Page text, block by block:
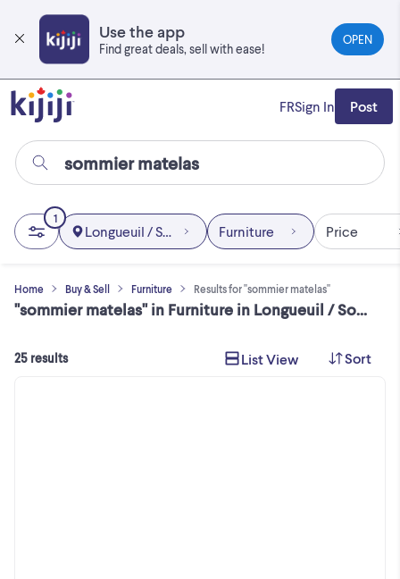
main
content
Use the app
Find great deals, sell with ease!
OPEN
FRSign In Post
Home Buy & Sell Furniture Results for "sommier matelas"
"sommier matelas" in Furniture in Longueuil / South Shore
1
Longueuil / South ShoreFurniture Price
25 results List View Sort